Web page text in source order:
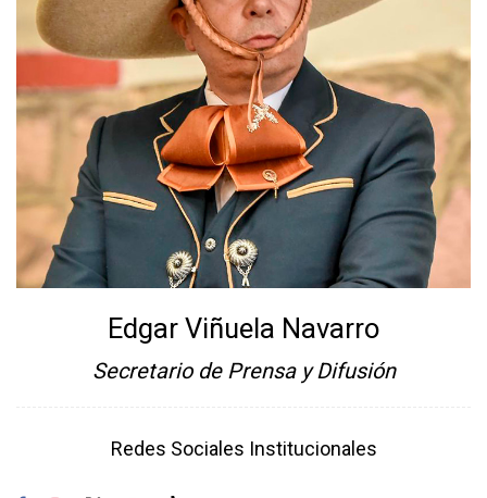
Edgar Viñuela Navarro
Secretario de Prensa y Difusión
Redes Sociales Institucionales